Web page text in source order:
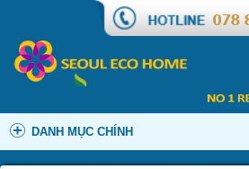
DANH MỤC CHÍNH